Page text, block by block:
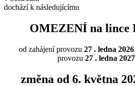
dochází k následujícímu
OMEZENÍ na lince
od zahájení provozu 27 . ledna
provozu 27 . ledna
změna od 6. května